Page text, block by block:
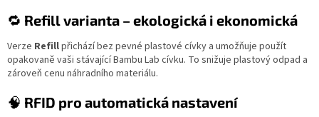
🔁 Refill varianta – ekologická i ekonomická
Verze Refillpřichází bez pevné plastové cívky a umožňuje použít
opakovaně vaši stávající Bambu Lab cívku. To snižuje plastový odpad a
zároveň cenu náhradního materiálu.
🧠 RFID pro automatická nastavení